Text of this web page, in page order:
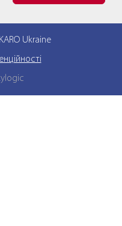
Ukraine